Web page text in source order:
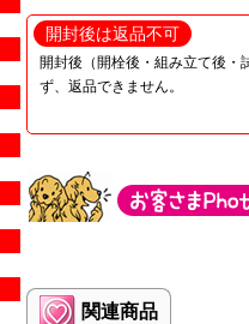
開封後は返品不可
開封後（開栓後・組み立て後・
ず、返品できません。
関連商品